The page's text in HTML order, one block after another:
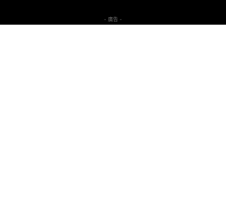
- 廣告 -